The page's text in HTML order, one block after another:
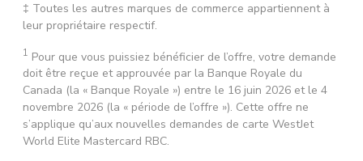
‡ Toutes les autres marques de commerce appartiennent à
leur propriétaire respectif.
1 Pour que vous puissiez bénéficier de l’offre, votre demande
doit être reçue et approuvée par la Banque Royale du
Canada (la « Banque Royale ») entre le 16 juin 2026 et le 4
novembre 2026 (la « période de l’offre »). Cette offre ne
s’applique qu’aux nouvelles demandes de carte WestJet
World Elite Mastercard RBC.